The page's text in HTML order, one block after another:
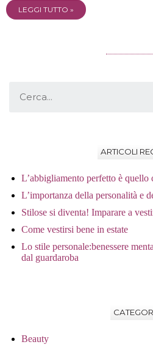
LEGGI TUTTO »
ARTICOLI
L’abbigliamento perfetto è quello
L’importanza della personalità e
Stilose si diventa! Imparare a
Come vestirsi bene in estate
Lo stile personale:benessere
dal guardaroba
Beauty